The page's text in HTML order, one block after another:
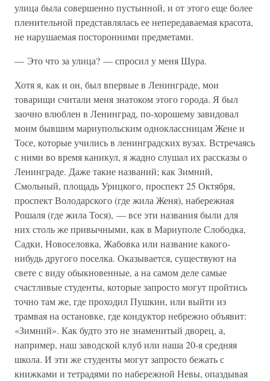
улица была совершенно пустынной, и от этого еще более
пленительной представлялась ее непередаваемая красота,
не нарушаемая посторонними предметами.
— Это что за улица? — спросил у меня Шура.
Хотя я, как и он, был впервые в Ленинграде, мои
товарищи считали меня знатоком этого города. Я был
заочно влюблен в Ленинград, по-хорошему завидовал
моим бывшим мариупольским одноклассницам Жене и
Тосе, которые учились в ленинградских вузах. Встречаясь
с ними во время каникул, я жадно слушал их рассказы о
Ленинграде. Даже такие названий; как Зимний,
Смольный, площадь Урицкого, проспект 25 Октября,
проспект Володарского (где жила Женя), набережная
Рошаля (где жила Тося), — все эти названия были для
них столь же привычными, как в Мариуполе Слободка,
Садки, Новоселовка, Жабовка или название какого-
нибудь другого поселка. Оказывается, существуют на
свете с виду обыкновенные, а на самом деле самые
счастливые студенты, которые запросто могут пройтись
точно там же, где проходил Пушкин, или выйти из
трамвая на остановке, где кондуктор небрежно объявит:
«Зимний». Как будто это не знаменитый дворец, а,
например, наш заводской клуб или наша 20-я средняя
школа. И эти же студенты могут запросто бежать с
книжками и тетрадями по набережной Невы, опаздывая